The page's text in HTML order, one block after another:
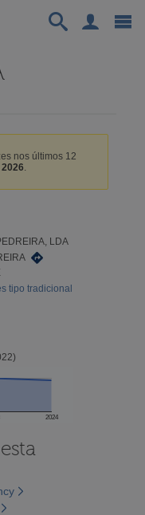
nos últimos 12
.
LDA
tipo tradicional
2024